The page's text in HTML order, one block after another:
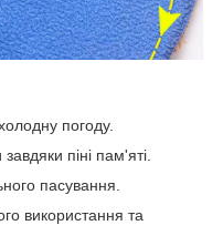
погоду.
піні пам'яті.
пасування.
використання та